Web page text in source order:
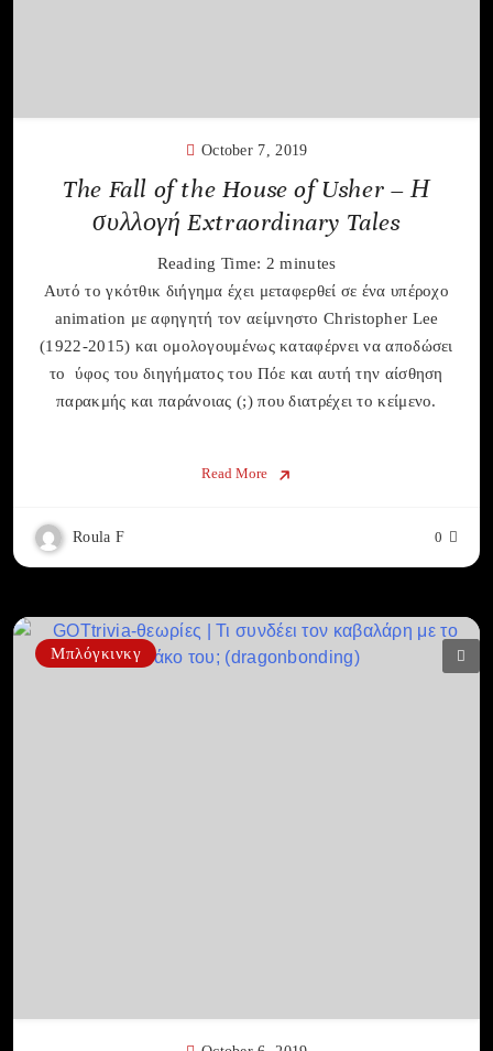
October 7, 2019
The Fall of the House of Usher – Η
συλλογή Extraordinary Tales
Reading Time: 2 minutes
Αυτό το γκότθικ διήγημα έχει μεταφερθεί σε ένα υπέροχο
animation με αφηγητή τον αείμνηστο Christopher Lee
(1922-2015) και ομολογουμένως καταφέρνει να αποδώσει
το ύφος του διηγήματος του Πόε και αυτή την αίσθηση
παρακμής και παράνοιας (;) που διατρέχει το κείμενο.
Read More
Roula F 0
Μπλόγκινκγ